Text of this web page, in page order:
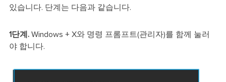
있습니다. 단계는 다음과 같습니다.
1단계.Windows + X와 명령 프롬프트(관리자)를 함께 눌러
야 합니다.